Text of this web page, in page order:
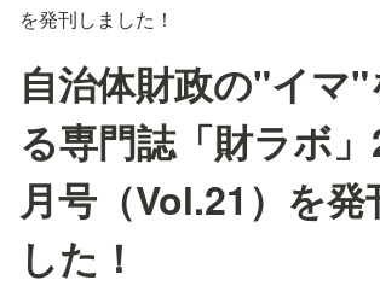
を発刊しました！
自治体財政の"イマ"
る専門誌「財ラボ
月号（Vol.21）を発
した！